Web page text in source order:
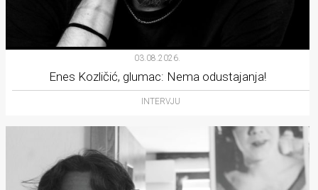
03.08.2026.
Enes Kozličić, glumac: Nema odustajanja!
INTERVJU